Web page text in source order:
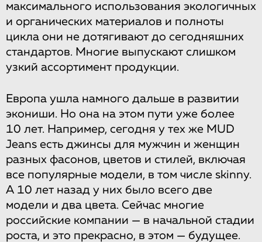
максимального использования экологичных
и органических материалов и полноты
цикла они не дотягивают до сегодняшних
стандартов. Многие выпускают слишком
узкий ассортимент продукции.
Европа ушла намного дальше в развитии
экониши. Но она на этом пути уже более
10 лет. Например, сегодня у тех же MUD
Jeans есть джинсы для мужчин и женщин
разных фасонов, цветов и стилей, включая
все популярные модели, в том числе skinny.
А 10 лет назад у них было всего две
модели и два цвета. Сейчас многие
российские компании — в начальной стадии
роста, и это прекрасно, в этом — будущее.